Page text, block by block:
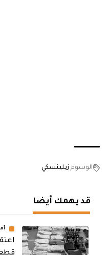
الوسوم زيلينسكي
قد يهمك أيضا